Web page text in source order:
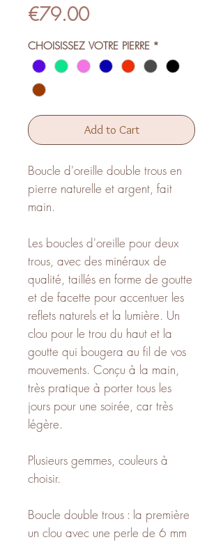
€79.00Price
CHOISISSEZ VOTRE PIERRE *
Add to Cart
Boucle d'oreille double trous en
pierre naturelle et argent, fait
main.
Les boucles d'oreille pour deux
trous, avec des minéraux de
qualité, taillés en forme de goutte
et de facette pour accentuer les
reflets naturels et la lumière. Un
clou pour le trou du haut et la
goutte qui bougera au fil de vos
mouvements. Conçu à la main,
très pratique à porter tous les
jours pour une soirée, car très
légère.
Plusieurs gemmes, couleurs à
choisir.
Boucle double trous : la première
un clou avec une perle de 6 mm